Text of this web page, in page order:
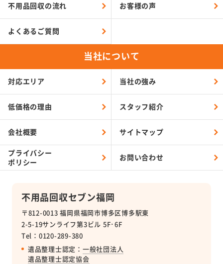
不用品回収セブン福岡
〒812-0013 福岡県福岡市博多区博多駅東
2-5-19サンライフ第3ビル 5F･6F
Tel：0120-289-380
遺品整理士認定： 一般社団法人
遺品整理士認定協会
不用品回収の流れ お客様の声
よくあるご質問
当社について
対応エリア 当社の強み
低価格の理由 スタッフ紹介
会社概要 サイトマップ
プライバシー
ポリシー
お問い合わせ